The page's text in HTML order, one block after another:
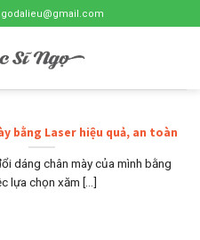
bằng Laser hiệu quả, an toàn
dáng chân mày của mình bằng
lựa chọn xăm [...]